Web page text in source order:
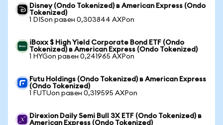
Disney (Ondo Tokenized) в American Express (Ondo
Tokenized)
1 DISon равен 0,303844 AXPon
iBoxx $ High Yield Corporate Bond ETF (Ondo
Tokenized) в American Express (Ondo Tokenized)
1 HYGon равен 0,241965 AXPon
Futu Holdings (Ondo Tokenized) в American Express
(Ondo Tokenized)
1 FUTUon равен 0,319595 AXPon
Direxion Daily Semi Bull 3X ETF (Ondo Tokenized) в
American Express (Ondo Tokenized)